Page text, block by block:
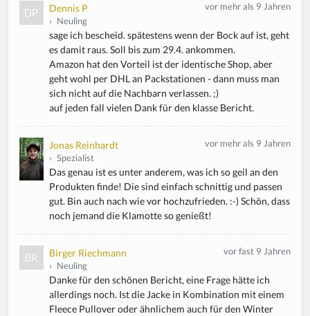
Dennis P
› Neuling
vor mehr als 9 Jahren
sage ich bescheid. spätestens wenn der Bock auf ist, geht
es damit raus. Soll bis zum 29.4. ankommen.
Amazon hat den Vorteil ist der identische Shop, aber
geht wohl per DHL an Packstationen - dann muss man
sich nicht auf die Nachbarn verlassen. ;)
auf jeden fall vielen Dank für den klasse Bericht.
Jonas Reinhardt
› Spezialist
vor mehr als 9 Jahren
Das genau ist es unter anderem, was ich so geil an den
Produkten finde! Die sind einfach schnittig und passen
gut. Bin auch nach wie vor hochzufrieden. :-) Schön, dass
noch jemand die Klamotte so genießt!
Birger Riechmann
› Neuling
vor fast 9 Jahren
Danke für den schönen Bericht, eine Frage hätte ich
allerdings noch. Ist die Jacke in Kombination mit einem
Fleece Pullover oder ähnlichem auch für den Winter